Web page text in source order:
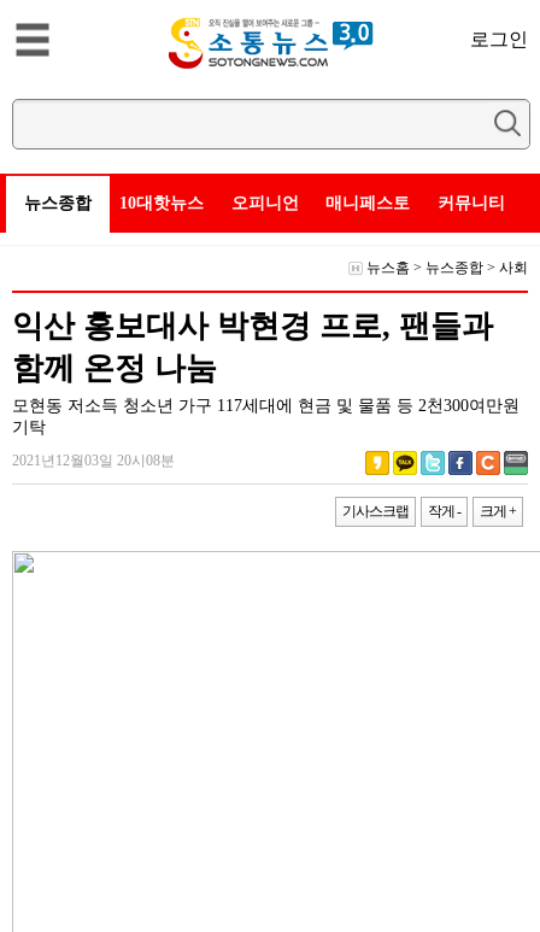
로그인
뉴스종합 10대핫뉴스 오피니언 매니페스토 커뮤니티
뉴스홈 > 뉴스종합 > 사회
익산 홍보대사 박현경 프로, 팬들과
함께 온정 나눔
모현동 저소득 청소년 가구 117세대에 현금 및 물품 등 2천300여만원
기탁
2021년12월03일 20시08분
기사스크랩 작게 - 크게 +